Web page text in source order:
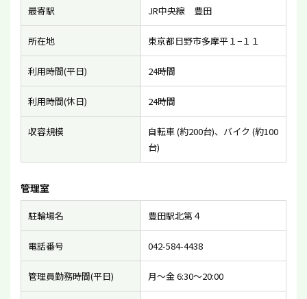
最寄駅 JR中央線 豊田
所在地 東京都日野市多摩平１−１１
利用時間(平日) 24時間
利用時間(休日) 24時間
収容規模
自転車 (約200台)、バイク (約100
台)
管理室
駐輪場名 豊田駅北第４
電話番号 042-584-4438
管理員勤務時間(平日) 月〜金 6:30〜20:00